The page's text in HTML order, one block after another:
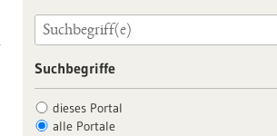
Suchbegriffe
dieses Portal
alle Portale